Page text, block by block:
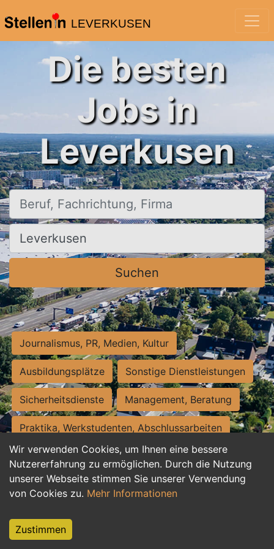
LEVERKUSEN
Wir verwenden Cookies, um Ihnen eine bessere
Nutzererfahrung zu ermöglichen. Durch die Nutzung
unserer Webseite stimmen Sie unserer Verwendung
von Cookies zu. Mehr Informationen
Zustimmen
Die besten
Jobs in
Leverkusen
Beruf, Fachrichtung, Firma
Ort, Stadt
Suchen
Journalismus, PR, Medien, Kultur
Ausbildungsplätze Sonstige Dienstleistungen
Sicherheitsdienste Management, Beratung
Praktika, Werkstudenten, Abschlussarbeiten
Personalwesen Assistenz, Sekretariat
Hilfskräfte, Aushilfs- und Nebenjobs
Weiterbildung, Studium, duale Ausbildung